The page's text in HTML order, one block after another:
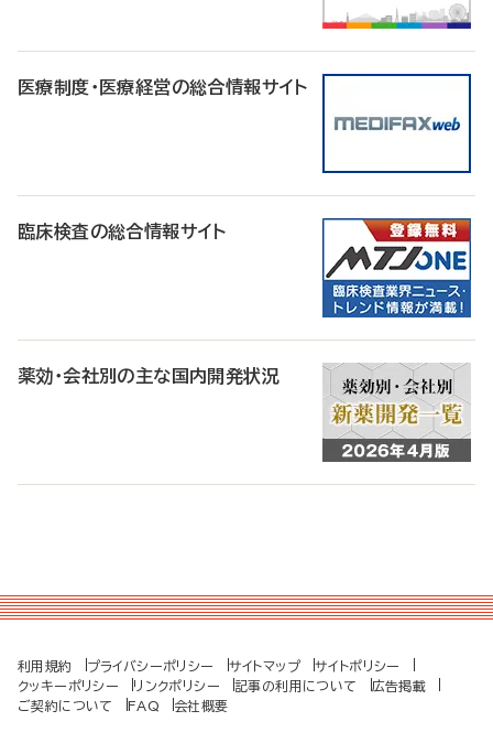
医療制度・医療経営の総合情報サイト
臨床検査の総合情報サイト
薬効・会社別の主な国内開発状況
利用規約 プライバシーポリシー サイトマップ
サイトポリシー
クッキーポリシー
リンクポリシー 記事の利用について
広告掲載
ご契約について
FAQ 会社概要